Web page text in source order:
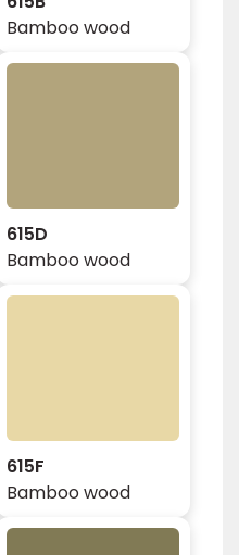
Bamboo wood
615D
Bamboo wood
615F
Bamboo wood